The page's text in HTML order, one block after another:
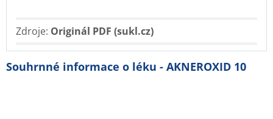
Zdroje: Originál PDF (sukl.cz)
Souhrnné informace o léku - AKNEROXID 10